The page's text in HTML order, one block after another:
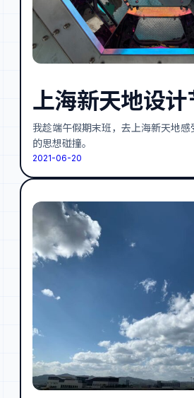
上海新天地设计
我趁端午假期末班，去上海新天地
的思想碰撞。
2021-06-20